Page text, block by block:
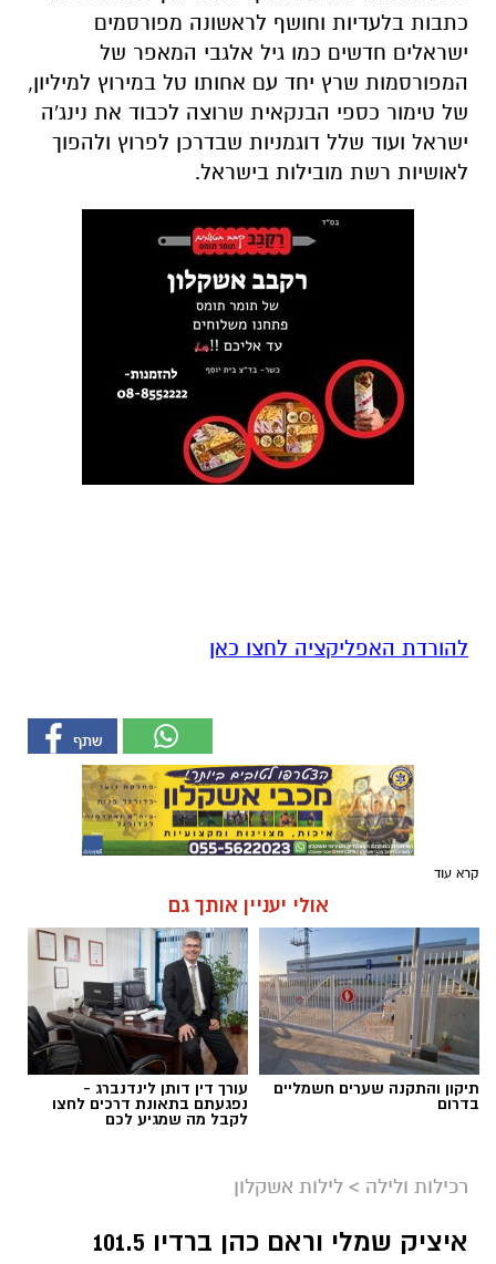
כתבות בלעדיות וחושף לראשונה מפורסמים
ישראלים חדשים כמו גיל אלגבי המאפר של
המפורסמות שרץ יחד עם אחותו טל במירוץ למיליון,
של טימור כספי הבנקאית שרוצה לכבוד את נינג'ה
ישראל ועוד שלל דוגמניות שבדרכן לפרוץ ולהפוך
לאושיות רשת מובילות בישראל.
להורדת האפליקציה לחצו כאן
קרא עוד
אולי יעניין אותך גם
תיקון והתקנה שערים חשמליים
בדרום
עורך דין דותן לינדנברג -
נפגעתם בתאונת דרכים לחצו
לקבל מה שמגיע לכם
רכילות ולילה > לילות אשקלון
איציק שמלי וראם כהן ברדיו 101.5